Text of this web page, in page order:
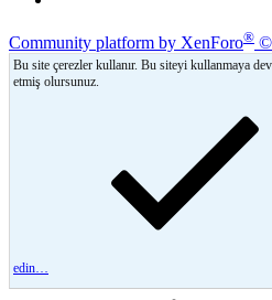
Community platform by XenForo® ©
Bu site çerezler kullanır. Bu siteyi kullanmaya
etmiş olursunuz.
edin…